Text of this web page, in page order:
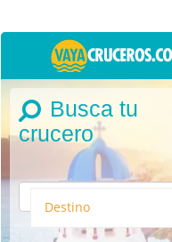
Busca tu
crucero
Destino